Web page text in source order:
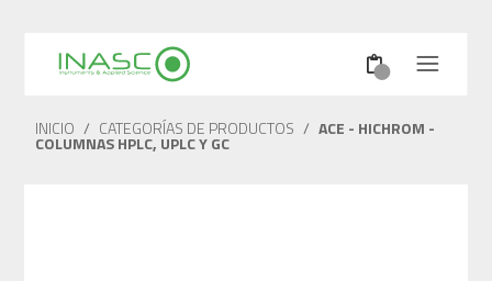
INICIO / CATEGORÍAS DE PRODUCTOS / ACE - HICHROM -
COLUMNAS HPLC, UPLC Y GC